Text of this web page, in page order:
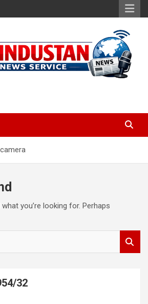
Service
you’re looking for. Perhaps
32